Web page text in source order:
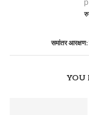
समांतर
YOU